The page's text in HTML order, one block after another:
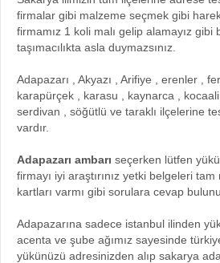
firmalar gibi malzeme seçmek gibi
firmamız 1 koli malı gelip alamayız gibi
taşımacılıkta asla duymazsınız.
Adapazarı , Akyazı , Arifiye , erenler ,
karapürçek , karasu , kaynarca ,
serdivan , söğütlü ve taraklı ilçelerine
vardır.
Adapazarı ambarı seçerken lütfen
firmayı iyi araştırınız yetki belgeleri tam
kartları varmı gibi sorulara cevap
Adapazarına sadece istanbul ilinden
acenta ve şube ağımız sayesinde
yükünüzü adresinizden alıp sakarya